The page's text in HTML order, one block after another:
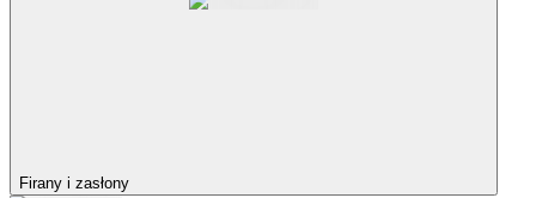
Firany i zasłony